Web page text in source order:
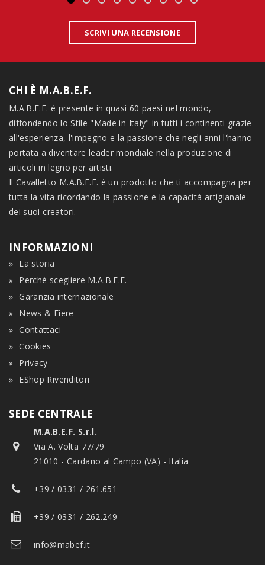
SCRIVI UNA RECENSIONE
CHI È M.A.B.E.F.
M.A.B.E.F. è presente in quasi 60 paesi nel mondo,
diffondendo lo Stile "Made in Italy" in tutti i continenti grazie
all'esperienza, l'impegno e la passione che negli anni l'hanno
portata a diventare leader mondiale nella produzione di
articoli in legno per artisti.
Il Cavalletto M.A.B.E.F. è un prodotto che ti accompagna per
tutta la vita ricordando la passione e la capacità artigianale
dei suoi creatori.
INFORMAZIONI
La storia
Perchè scegliere M.A.B.E.F.
Garanzia internazionale
News & Fiere
Contattaci
Cookies
Privacy
EShop Rivenditori
SEDE CENTRALE
M.A.B.E.F. S.r.l.
Via A. Volta 77/79
21010 - Cardano al Campo (VA) - Italia
+39 / 0331 / 261.651
+39 / 0331 / 262.249
info@mabef.it